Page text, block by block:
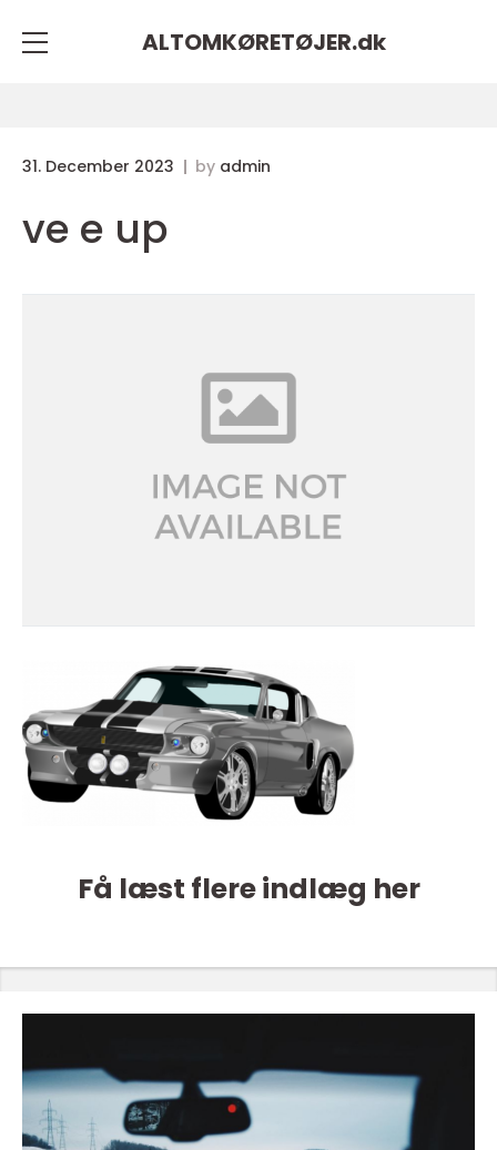
ALTOMKØRETØJER.dk
31. December 2023 by admin
ve e up
Få læst flere indlæg her